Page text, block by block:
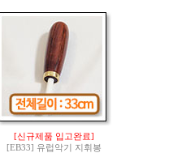
[신규제품 입고완료]
[EB33] 유럽악기 지휘봉